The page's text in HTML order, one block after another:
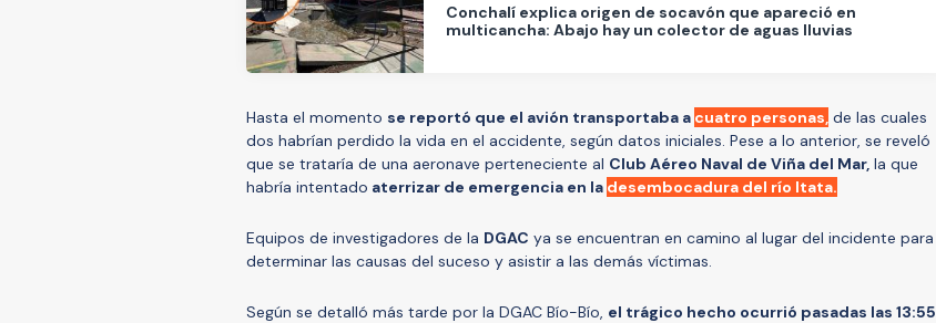
Conchalí explica origen de socavón que apareció en
multicancha: Abajo hay un colector de aguas lluvias
Hasta el momento se reportó que el avión transportaba a cuatro personas, de las cuales
dos habrían perdido la vida en el accidente, según datos iniciales. Pese a lo anterior, se reveló
que se trataría de una aeronave perteneciente al Club Aéreo Naval de Viña del Mar, la que
habría intentado aterrizar de emergencia en la desembocadura del río Itata.
Equipos de investigadores de la DGAC ya se encuentran en camino al lugar del incidente para
determinar las causas del suceso y asistir a las demás víctimas.
Según se detalló más tarde por la DGAC Bío-Bío, el trágico hecho ocurrió pasadas las 13:55